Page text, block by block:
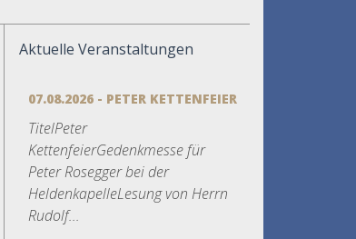
Aktuelle Veranstaltungen
07.08.2026 - PETER KETTENFEIER
TitelPeter
KettenfeierGedenkmesse für
Peter Rosegger bei der
HeldenkapelleLesung von Herrn
Rudolf...